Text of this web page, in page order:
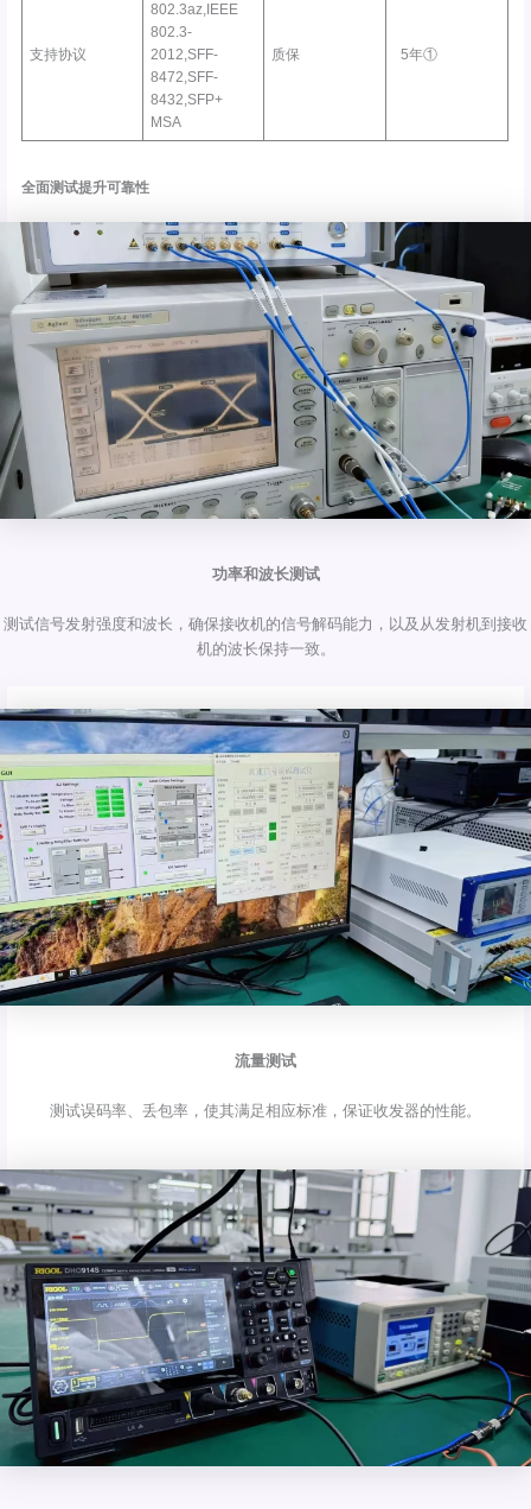
支持协议
802.3az,IEEE
802.3-
2012,SFF-
8472,SFF-
8432,SFP+
MSA
质保 5年①
全面测试提升可靠性
功率和波长测试
测试信号发射强度和波长，确保接收机的信号解码能力，以及从发射机到接收
机的波长保持一致。
流量测试
测试误码率、丢包率，使其满足相应标准，保证收发器的性能。